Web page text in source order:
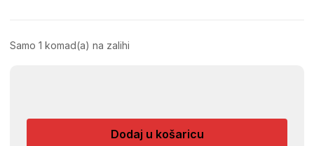
Samo 1 komad(a) na zalihi
1/2
Dodaj u košaricu